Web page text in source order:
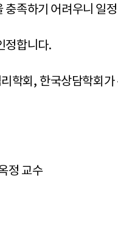
족하기 어려우니 일
정합니다.
학회 , 한국상담학회가
정 교수